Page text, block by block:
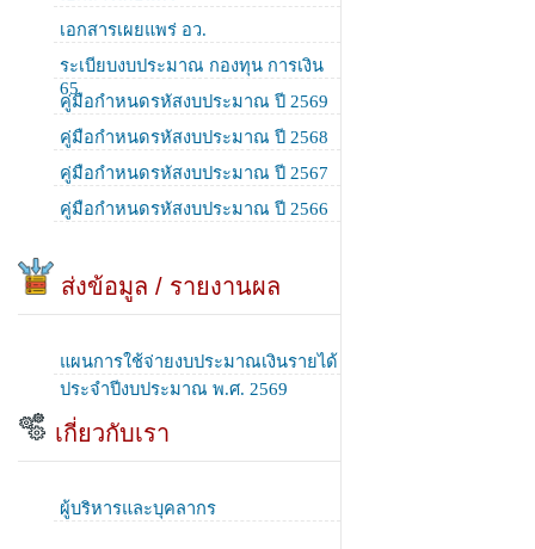
เอกสารเผยแพร่ อว.
ระเบียบงบประมาณ กองทุน การเงิน
65
คู่มือกำหนดรหัสงบประมาณ ปี 2569
คู่มือกำหนดรหัสงบประมาณ ปี 2568
คู่มือกำหนดรหัสงบประมาณ ปี 2567
คู่มือกำหนดรหัสงบประมาณ ปี 2566
ส่งข้อมูล / รายงานผล
แผนการใช้จ่ายงบประมาณเงินรายได้
ประจำปีงบประมาณ พ.ศ. 2569
เกี่ยวกับเรา
ผู้บริหารและบุคลากร